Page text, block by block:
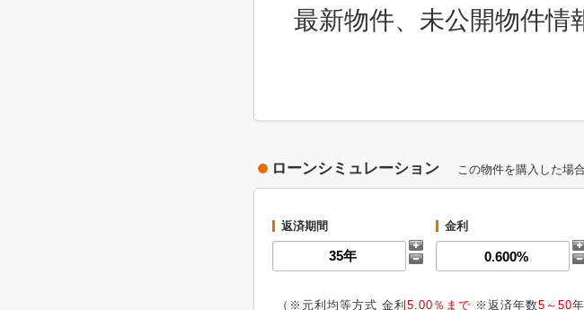
最新物件、未公開物件情
ローンシミュレーション この物件を購入した場
返済期間 金利
（※元利均等方式 金利 5.00％まで ※返済年数5～50